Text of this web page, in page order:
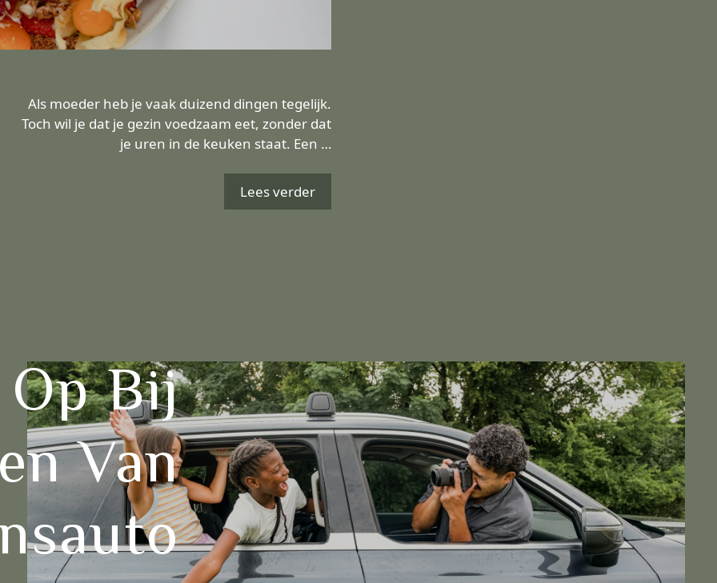
Als moeder heb je vaak duizend dingen tegelijk.
Toch wil je dat je gezin voedzaam eet, zonder dat
je uren in de keuken staat. Een …
Lees verder
Op Bij
Van